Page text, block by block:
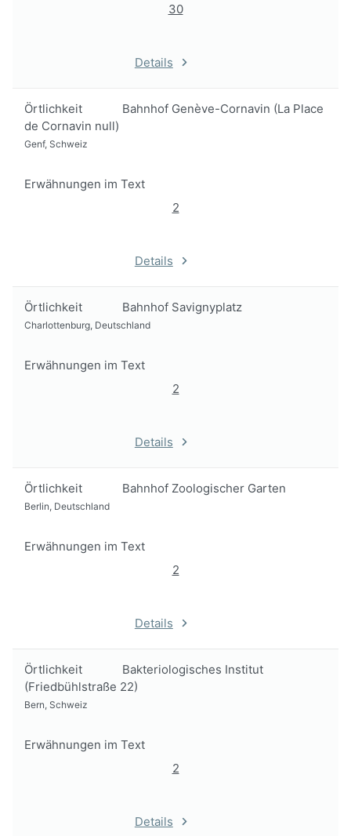
30
Details
Örtlichkeit
Bahnhof Genève-Cornavin (La Place
de Cornavin null)
Genf, Schweiz
Erwähnungen im Text
2
Details
Örtlichkeit Bahnhof Savignyplatz
Charlottenburg, Deutschland
Erwähnungen im Text
2
Details
Örtlichkeit Bahnhof Zoologischer Garten
Berlin, Deutschland
Erwähnungen im Text
2
Details
Örtlichkeit
Bakteriologisches Institut
(Friedbühlstraße 22)
Bern, Schweiz
Erwähnungen im Text
2
Details